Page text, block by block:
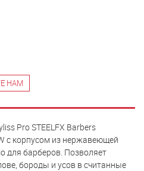
НАМ
Pro STEELFX Barbers
с корпусом из нержавеющей
для барберов. Позволяет
бороды и усов в считанные